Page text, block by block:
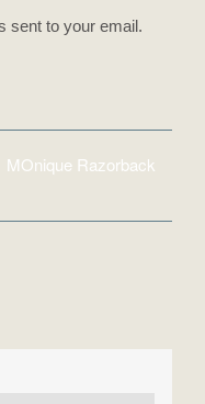
sent to your email.
MOnique Razorback